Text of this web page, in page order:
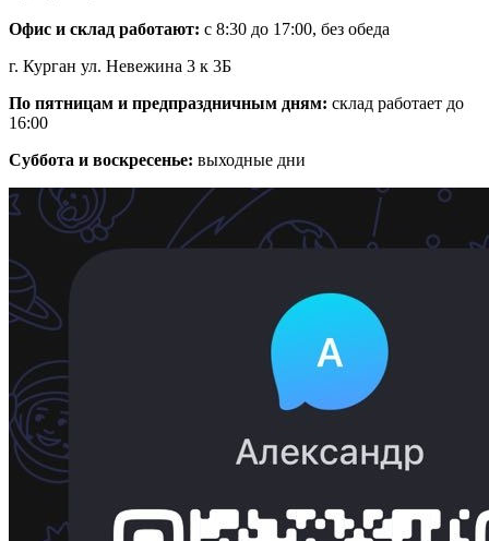
Офис и склад работают: с 8:30 до 17:00, без обеда
г. Курган ул. Невежина 3 к 3Б
По пятницам и предпраздничным дням: склад работает до
16:00
Суббота и воскресенье: выходные дни